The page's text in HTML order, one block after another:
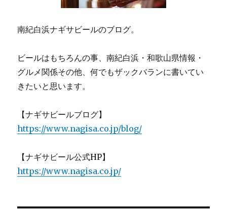
南紀白浜ナギサビールのブログ。
ビールはもちろんの事、南紀白浜・和歌山県情報・
グルメ関係その他、何でもザックバランに書いてい
きたいと思います。
【ナギサビールブログ】
https://www.nagisa.co.jp/blog/
【ナギサビール公式HP】
https://www.nagisa.co.jp/